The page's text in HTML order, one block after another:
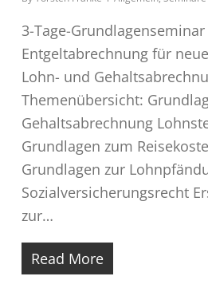
3-Tage-
Entgeltabrechnung für
Lohn- und
Themenübersicht:
Gehaltsabrechnung
Grundlagen zum
Grundlagen zur
Sozialversicherungsrecht
zur…
Read More